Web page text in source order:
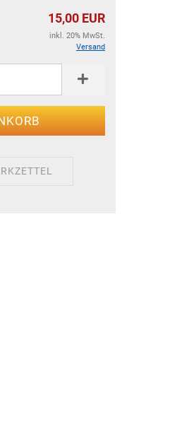
15,00 EUR
inkl. 20% MwSt.
Versand